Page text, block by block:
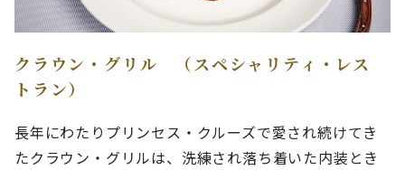
クラウン・グリル （スペシャリティ・レス
トラン）
長年にわたりプリンセス・クルーズで愛され続けてき
たクラウン・グリルは、洗練され落ち着いた内装とき